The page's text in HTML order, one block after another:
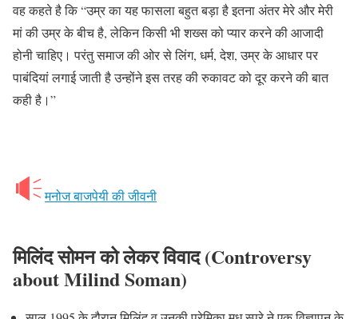
वह कहते है कि “उम्र का यह फासला बहुत बड़ा है इतना अंतर मेरे और मेरी
मां की उम्र के बीच है, लेकिन किसी भी शख्स को प्यार करने की आजादी
होनी चाहिए। परंतु समाज की ओर से लिंग, धर्म, देश, उम्र के आधार पर
पाबंदियां लगाई जाती है उन्होंने इस तरह की रुकावट को दूर करने की बात
कही है।”
मनोज बाजपेयी की जीवनी
मिलिंद सोमन को लेकर विवाद(Controversy
about Milind Soman)